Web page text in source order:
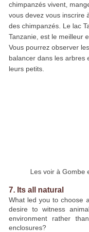
chimpanzés vivent,
vous devez vous inscrire
des chimpanzés. Le lac
Tanzanie, est le meilleur
Vous pourrez observer
balancer dans les arbres
leurs petits.
Les voir à Gombe
7. Its all natural
What led you to choose
desire to witness
environment rather
enclosures?